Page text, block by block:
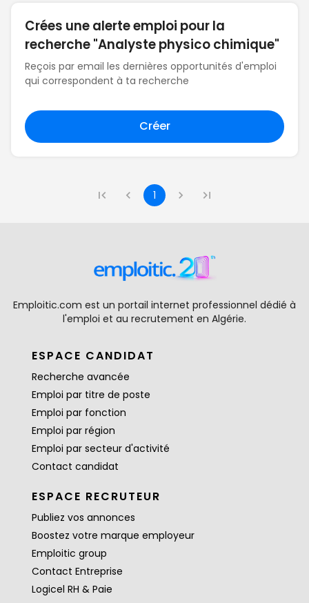
Crées une alerte emploi pour la
recherche "Analyste physico chimique"
Reçois par email les dernières opportunités d'emploi
qui correspondent à ta recherche
Créer
1
Emploitic.com est un portail internet professionnel dédié à
l'emploi et au recrutement en Algérie.
ESPACE CANDIDAT
Recherche avancée
Emploi par titre de poste
Emploi par fonction
Emploi par région
Emploi par secteur d'activité
Contact candidat
ESPACE RECRUTEUR
Publiez vos annonces
Boostez votre marque employeur
Emploitic group
Contact Entreprise
Logicel RH & Paie